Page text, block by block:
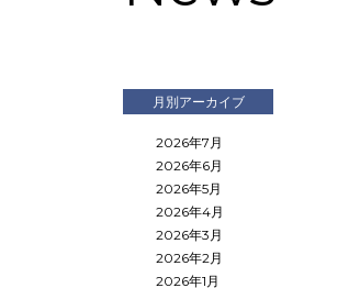
月別アーカイブ
2026年7月
2026年6月
2026年5月
2026年4月
2026年3月
2026年2月
2026年1月